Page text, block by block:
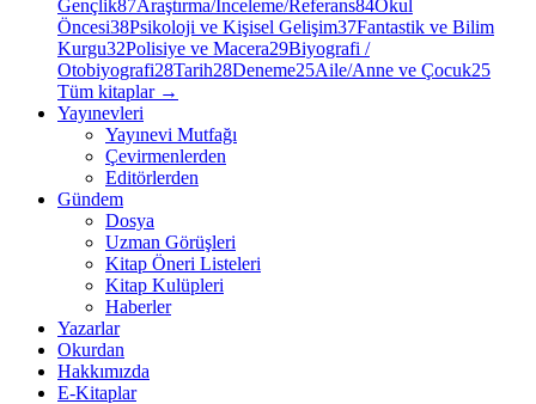
Gençlik87Araştırma/İnceleme/Referans84Okul
Öncesi38Psikoloji ve Kişisel Gelişim37Fantastik ve Bilim
Kurgu32Polisiye ve Macera29Biyografi /
Otobiyografi28Tarih28Deneme25Aile/Anne ve Çocuk25
Tüm kitaplar →
Yayınevleri
Yayınevi Mutfağı
Çevirmenlerden
Editörlerden
Gündem
Dosya
Uzman Görüşleri
Kitap Öneri Listeleri
Kitap Kulüpleri
Haberler
Yazarlar
Okurdan
Hakkımızda
E-Kitaplar